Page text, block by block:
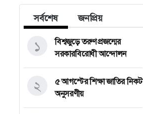
সর্বশেষ জনপ্রিয়
বিশ্বজুড়ে তরুণ প্রজন্মের
সরকারবিরোধী আন্দোলন
১
৫ আগস্টের শিক্ষা জাতির নিকট
অনুসরণীয়
২